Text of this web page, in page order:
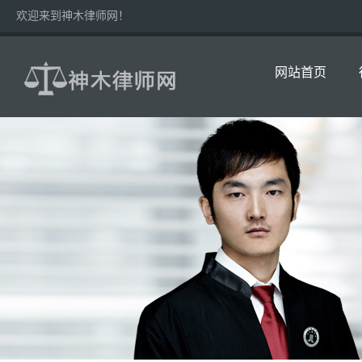
欢迎来到神木律师网！
网站首页